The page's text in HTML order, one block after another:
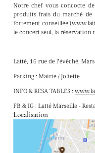
Notre chef vous concocte
produits frais du marché de
fortement conseillée (
le concert seul, la réservation
Latté, 16 rue de l’évêché,
Parking : Mairie / Joliette
INFO & RESA TABLES :
FB & IG : Latté Marseille -
Localisation